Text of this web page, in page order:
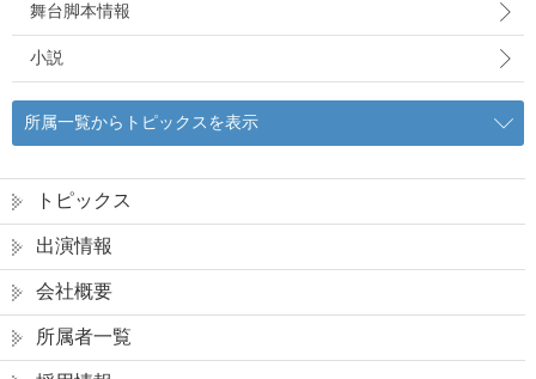
舞台脚本情報
小説
所属一覧からトピックスを表示
トピックス
出演情報
会社概要
所属者一覧